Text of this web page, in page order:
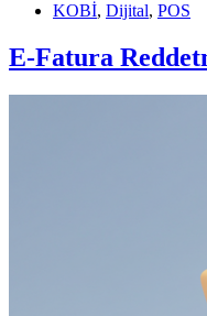
KOBİ, Dijital, POS
E-Fatura